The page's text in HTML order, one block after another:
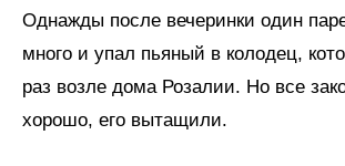
Однажды после вечеринки один
много и упал пьяный в колодец,
раз возле дома Розалии. Но все
хорошо, его вытащили.